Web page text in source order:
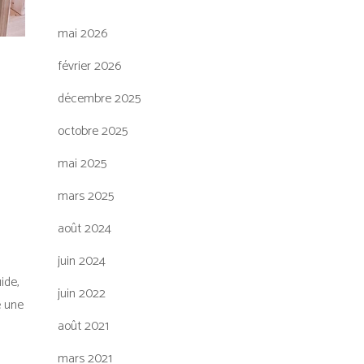
mai 2026
février 2026
décembre 2025
octobre 2025
mai 2025
mars 2025
août 2024
juin 2024
juin 2022
août 2021
mars 2021